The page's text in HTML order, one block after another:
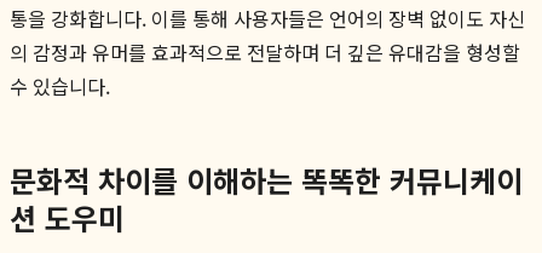
통을 강화합니다. 이를 통해 사용자들은 언어의 장벽 없이도 자신
의 감정과 유머를 효과적으로 전달하며 더 깊은 유대감을 형성할
수 있습니다.
문화적 차이를 이해하는 똑똑한 커뮤니케이
션 도우미